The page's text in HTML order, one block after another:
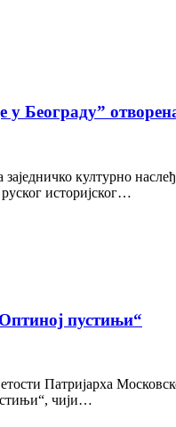
у Београду”
културно
руског историјског…
пустињи“
Патријарха
чији…